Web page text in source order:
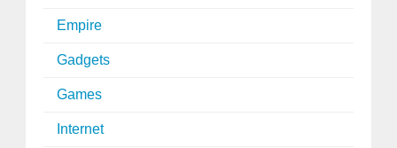
Empire
Gadgets
Games
Internet